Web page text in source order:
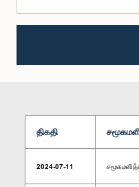
திகதி
2024-07-11